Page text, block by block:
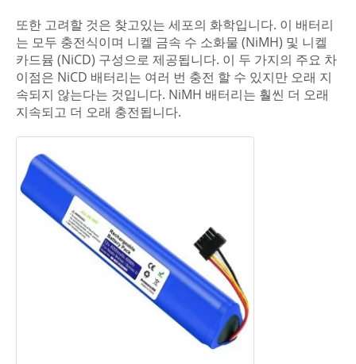
또한 고려할 것은 찾고있는 세포의 화학입니다. 이 배터리
는 모두 충전식이며 니켈 금속 수 소화물 (NiMH) 및 니켈
카드뮴 (NiCD) 구성으로 제공됩니다. 이 두 가지의 주요 차
이점은 NiCD 배터리는 여러 번 충전 할 수 있지만 오래 지
속되지 않는다는 것입니다. NiMH 배터리는 훨씬 더 오래
지속되고 더 오래 충전됩니다.